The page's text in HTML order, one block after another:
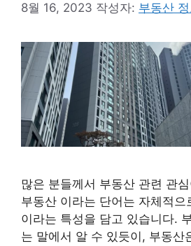
8월 16, 2023 작성자: 부동산
많은 분들께서 부동산 관련 관
부동산 이라는 단어는 자체적으
이라는 특성을 담고 있습니다.
는 말에서 알 수 있듯이, 부동산